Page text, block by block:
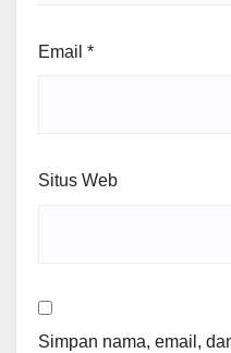
Email *
Situs Web
Simpan nama, email,